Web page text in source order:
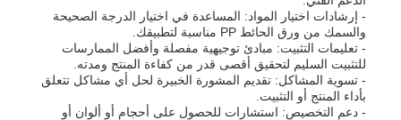
- إرشادات اختيار المواد: المساعدة في اختيار الدرجة الصحيحة
والسمك من ورق الحائط PP مناسبة لتطبيقك.
- تعليمات التثبيت: مبادئ توجيهية مفصلة وأفضل الممارسات
للتثبيت السليم لتحقيق أقصى قدر من كفاءة المنتج ومدته.
- تسوية المشاكل: تقديم المشورة الخبيرة لحل أي مشاكل تتعلق
بأداء المنتج أو التثبيت.
- دعم التخصيص: استشارات للحصول على أحجام أو ألوان أو